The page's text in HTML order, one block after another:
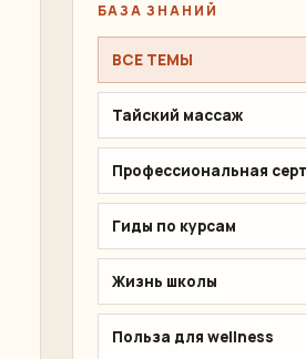
БАЗА ЗНАНИЙ
ВСЕ ТЕМЫ
Тайский массаж
Гиды по курсам
Жизнь школы
Польза для wellness